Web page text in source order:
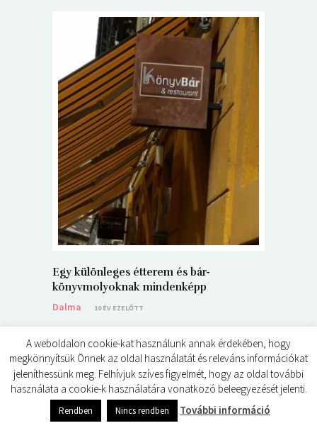
Egy különleges étterem és bár-
könyvmolyoknak mindenképp
Dalma
10 ÉV EZELŐTT
© ÉDES KIS KÖNYVKRITIKÁK 2024
A weboldalon cookie-kat használunk annak érdekében, hogy
megkönnyítsük Önnek az oldal használatát és releváns információkat
jeleníthessünk meg. Felhívjuk szíves figyelmét, hogy az oldal további
használata a cookie-k használatára vonatkozó beleegyezését jelenti.
Rendben Nincs rendben További információ